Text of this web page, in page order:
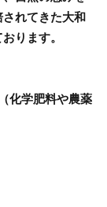
れてきた大和
ります。
化学肥料や農薬